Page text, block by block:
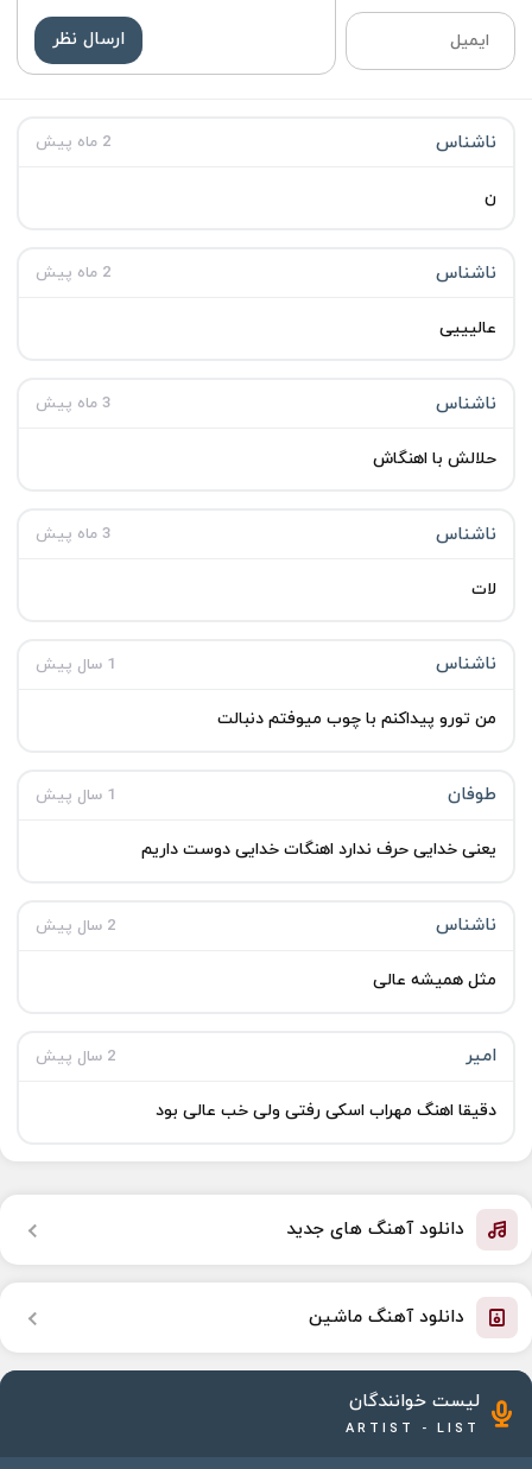
ارسال نظر
ناشناس 2 ماه پیش
ن
ناشناس 2 ماه پیش
عالیییی
ناشناس 3 ماه پیش
حلالش با اهنگاش
ناشناس 3 ماه پیش
لات
ناشناس 1 سال پیش
من تورو پیداکنم با چوب میوفتم دنبالت
طوفان 1 سال پیش
یعنی خدایی حرف ندارد اهنگات خدایی دوست داریم
ناشناس 2 سال پیش
مثل همیشه عالی
امیر 2 سال پیش
دقیقا اهنگ مهراب اسکی رفتی ولی خب عالی بود
دانلود آهنگ های جدید
دانلود آهنگ ماشین
لیست خوانندگان
ARTIST - LIST